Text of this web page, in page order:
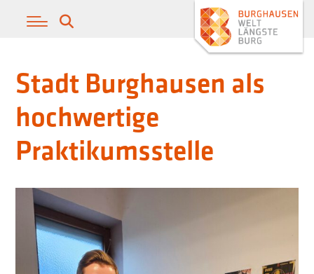
Stadt Burghausen als
hochwertige
Praktikumsstelle